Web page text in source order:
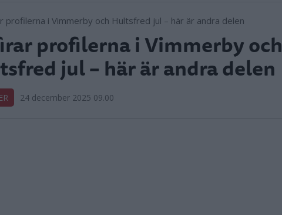
profilerna i Vimmerby och
jul – här är andra delen
24 december 2025 09.00